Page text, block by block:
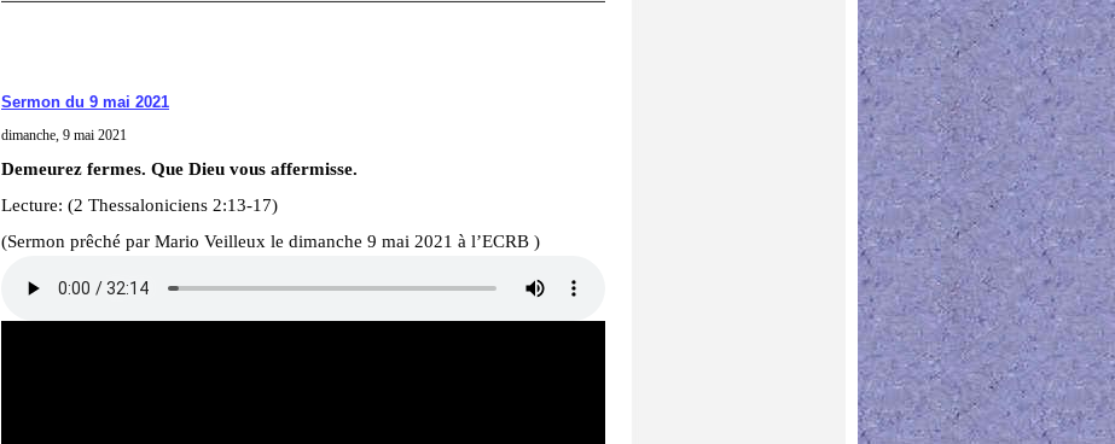
Sermon du 9 mai 2021
dimanche, 9 mai 2021
Demeurez fermes. Que Dieu vous affermisse.
Lecture: (2 Thessaloniciens 2:13-17)
(Sermon prêché par Mario Veilleux le dimanche 9 mai 2021 à l’ECRB )